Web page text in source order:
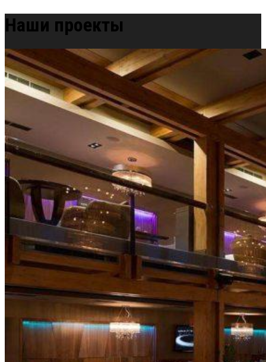
Наши проекты
Home» Наши проекты»Винтовые каскады от компании Sferon